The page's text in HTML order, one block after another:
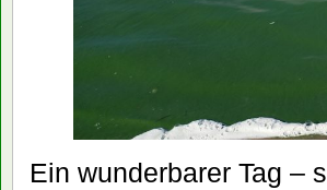
Ein wunderbarer Tag –